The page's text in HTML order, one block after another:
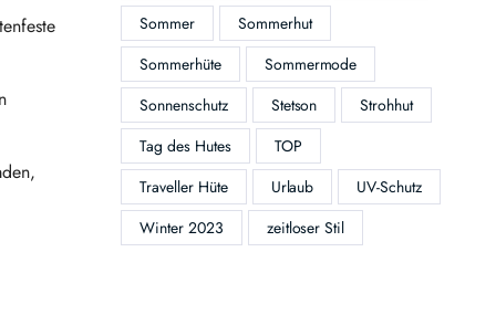
Sommer
Sommerhut
Sommerhüte
Sommermode
Sonnenschutz
Stetson
Strohhut
Tag des Hutes
TOP
Traveller Hüte
Urlaub
UV-Schutz
Winter 2023
zeitloser Stil